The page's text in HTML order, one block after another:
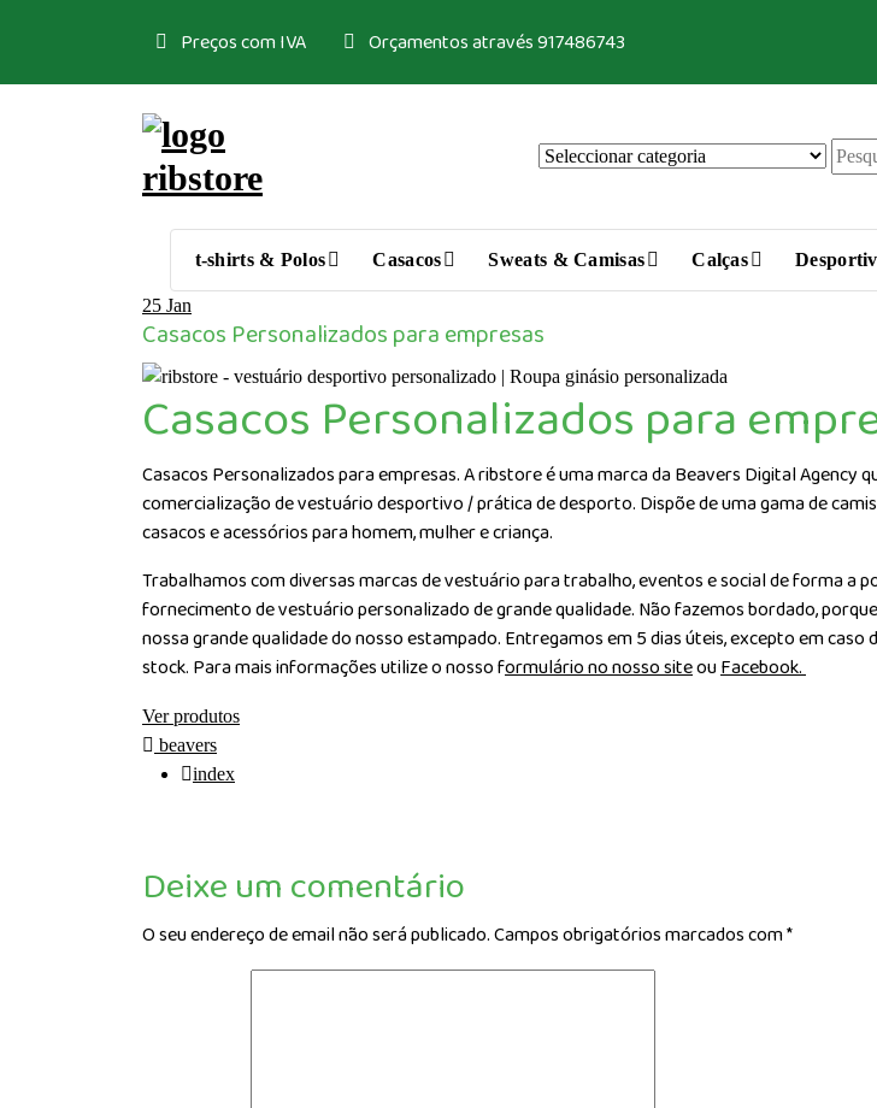
Preços com IVA Orçamentos através 917486743
t-shirts & Polos Casacos Sweats & Camisas Calças
25 Jan
Casacos Personalizados para empresas
Casacos Personalizados para
Casacos Personalizados para empresas. A ribstore é uma marca da Beavers Digital Agency
comercialização de vestuário desportivo / prática de desporto. Dispõe de uma gama de
casacos e acessórios para homem, mulher e criança.
Trabalhamos com diversas marcas de vestuário para trabalho, eventos e social de forma a
fornecimento de vestuário personalizado de grande qualidade. Não fazemos bordado,
nossa grande qualidade do nosso estampado. Entregamos em 5 dias úteis, excepto em caso
stock. Para mais informações utilize o nosso formulário no nosso siteouFacebook.
Ver produtos
beavers
index
Deixe um comentário
O seu endereço de email não será publicado.Campos obrigatórios marcados com*